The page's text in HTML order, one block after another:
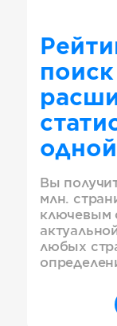
Вы
млн.
ключевым
любых